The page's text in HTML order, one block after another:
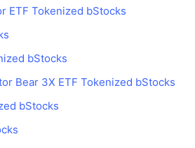
ETF Tokenized bStocks
bStocks
Bear 3X ETF Tokenized bStocks
bStocks